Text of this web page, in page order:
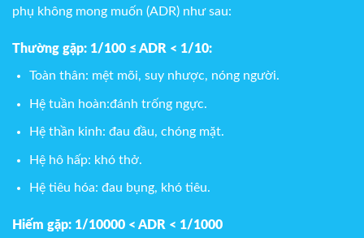
phụ không mong muốn (ADR) như sau:
Thường gặp: 1/100 ≤ ADR < 1/10:
Toàn thân: mệt mõi, suy nhược, nóng người.
Hệ tuần hoàn:đánh trống ngực.
Hệ thần kinh: đau đầu, chóng mặt.
Hệ hô hấp: khó thở.
Hệ tiêu hóa: đau bụng, khó tiêu.
Hiếm gặp: 1/10000 < ADR < 1/1000